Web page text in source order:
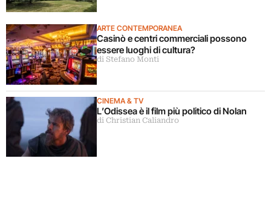
ARTE CONTEMPORANEA
Casinò e centri commerciali possono
essere luoghi di cultura?
di Stefano Monti
CINEMA & TV
L’Odissea è il film più politico di Nolan
di Christian Caliandro